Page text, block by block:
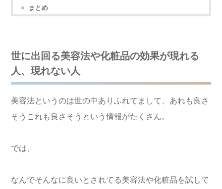
まとめ
世に出回る美容法や化粧品の効果が現れる
人、現れない人
美容法というのは世の中ありふれてまして、あれも良さ
そうこれも良さそうという情報がたくさん。
では、
なんでそんなに良いとされてる美容法や化粧品を試して